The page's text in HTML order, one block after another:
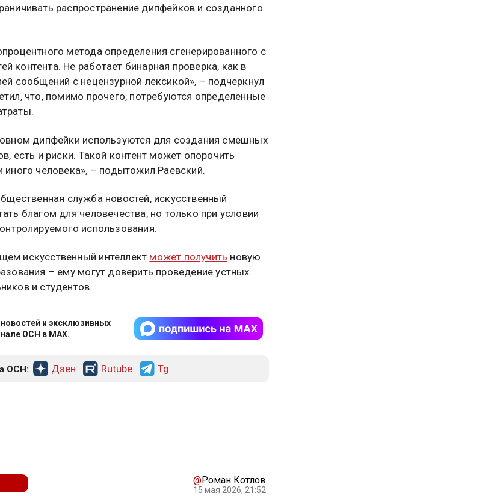
распространение дипфейков и созданного
метода определения сгенерированного с
контента. Не работает бинарная проверка, как в
сообщений с нецензурной лексикой», – подчеркнул
что, помимо прочего, потребуются определенные
дипфейки используются для создания смешных
есть и риски. Такой контент может опорочить
иного человека», – подытожил Раевский.
служба новостей, искусственный
благом для человечества, но только при условии
использования.
искусственный интеллект может получить новую
– ему могут доверить проведение устных
и студентов.
и эксклюзивных
ОСН в MAX.
ОСН: Дзен Rutube Tg
@Роман Котлов
15 мая 2026, 21:52